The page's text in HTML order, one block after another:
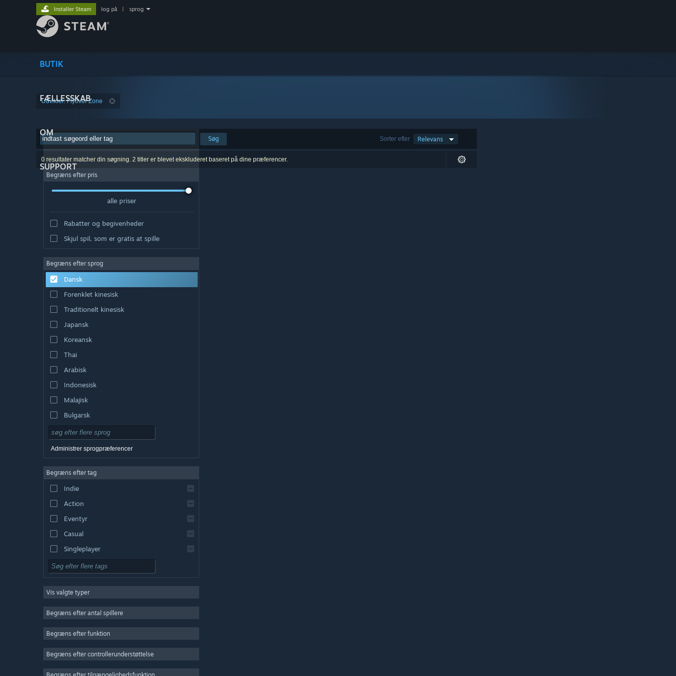
BUTIK
FÆLLESSKAB
OM
SUPPORT
Installer Steam log på sprog
Udvikler: Flyover Zone
Sorter efter Relevans
Søg
0 resultater matcher din søgning. 2 titler er blevet ekskluderet baseret på dine præferencer.
Begræns efter pris
alle priser
Rabatter og begivenheder
Skjul spil, som er gratis at spille
Begræns efter sprog
Dansk
Forenklet kinesisk
Traditionelt kinesisk
Japansk
Koreansk
Thai
Arabisk
Indonesisk
Malajisk
Bulgarsk
Tjekkisk
Tysk
Spansk – Spanien
Spansk – Latinamerika
Græsk
Administrer sprogpræferencer
Begræns efter tag
Indie
Action
Eventyr
Casual
Singleplayer
Simulation
Strategi
Gratis at spille
Vis valgte typer
Begræns efter antal spillere
Begræns efter funktion
Begræns efter controllerunderstøttelse